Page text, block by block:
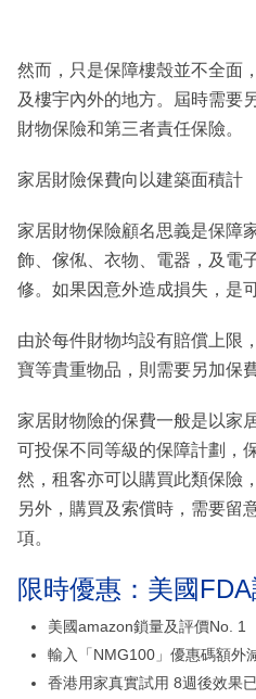
然而，只是保障樓殼並不全面
及樓宇內外的地方。屆時需要
財物保險和第三者責任保險。
家居財險保費向以建築面積計
家居財物保險顧名思義是保障
飾、傢俬、衣物、電器，及電
修。如果因意外造成損失，是
由於每件財物均設有賠償上限
寶等貴重物品，則需要另加保
家居財物險的保費一般是以家
可投保不同等級的保障計劃，
然，租客亦可以購買此類保險
另外，購買及索償時，需要留
項。
限時優惠：美國
美國amazon鎖量及評價No. 1
輸入「NMG100」優惠碼額外
香港用家真實試用 8週後效果